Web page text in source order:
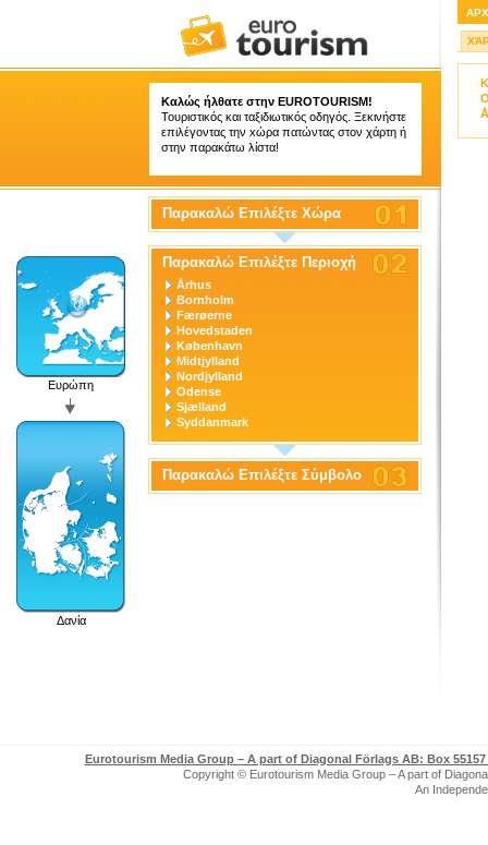
Καλώς ήλθατε στην EUROTOURISM!
Τουριστικός και ταξιδιωτικός οδηγός. Ξεκινήστε
επιλέγοντας την xώρα πατώντας στον χάρτη ή
στην παρακάτω λίστα!
Ευρώπη
Δανία
Παρακαλώ Επιλέξτε Χώρα
Παρακαλώ Επιλέξτε Περιοχή
Århus
Bornholm
Færøerne
Hovedstaden
København
Midtjylland
Nordjylland
Odense
Sjælland
Syddanmark
Παρακαλώ Επιλέξτε Σύμβολο
Eurotourism Media Group – A part of Diagonal Förlags AB: Box 55157
Copyright © Eurotourism Media Group – A part of
An